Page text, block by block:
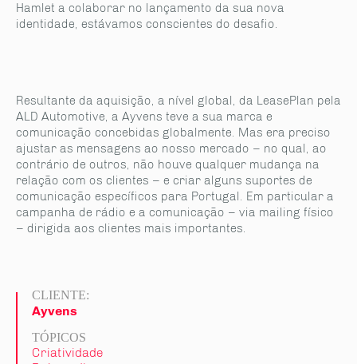
Hamlet a colaborar no lançamento da sua nova
identidade, estávamos conscientes do desafio.
Resultante da aquisição, a nível global, da LeasePlan pela
ALD Automotive, a Ayvens teve a sua marca e
comunicação concebidas globalmente. Mas era preciso
ajustar as mensagens ao nosso mercado – no qual, ao
contrário de outros, não houve qualquer mudança na
relação com os clientes – e criar alguns suportes de
comunicação específicos para Portugal. Em particular a
campanha de rádio e a comunicação – via mailing físico
– dirigida aos clientes mais importantes.
CLIENTE:
Ayvens
TÓPICOS
Criatividade